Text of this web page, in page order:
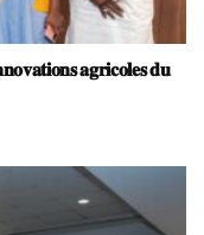
𝐚𝐠𝐫𝐢𝐜𝐨𝐥𝐞𝐬 𝐝𝐮